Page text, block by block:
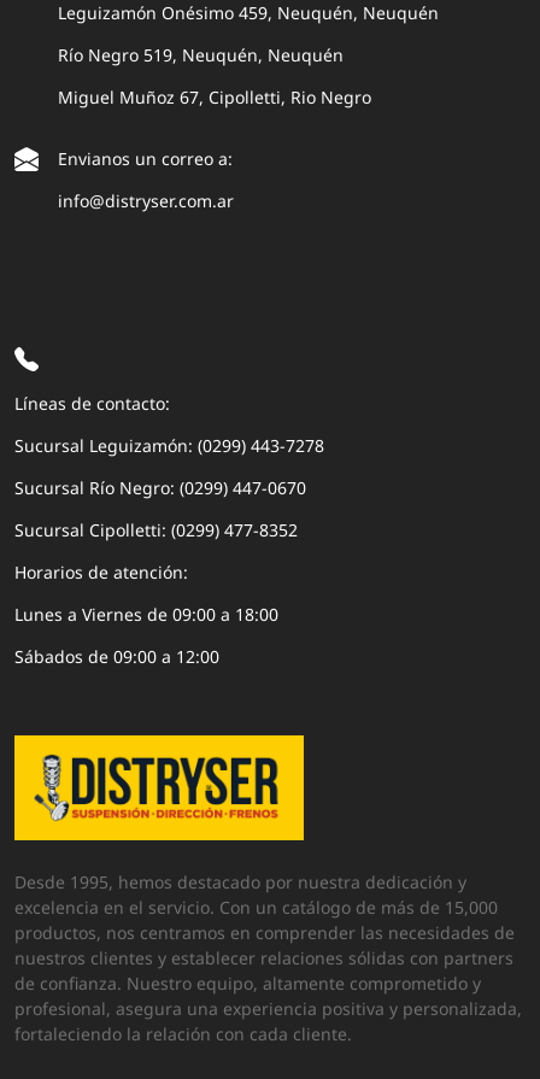
Leguizamón Onésimo 459, Neuquén, Neuquén
Río Negro 519, Neuquén, Neuquén
Miguel Muñoz 67, Cipolletti, Rio Negro
Envianos un correo a:
info@distryser.com.ar
Líneas de contacto:
Sucursal Leguizamón: (0299) 443-7278
Sucursal Río Negro: (0299) 447-0670
Sucursal Cipolletti: (0299) 477-8352
Horarios de atención:
Lunes a Viernes de 09:00 a 18:00
Sábados de 09:00 a 12:00
Desde 1995, hemos destacado por nuestra dedicación y
excelencia en el servicio. Con un catálogo de más de 15,000
productos, nos centramos en comprender las necesidades de
nuestros clientes y establecer relaciones sólidas con partners
de confianza. Nuestro equipo, altamente comprometido y
profesional, asegura una experiencia positiva y personalizada,
fortaleciendo la relación con cada cliente.